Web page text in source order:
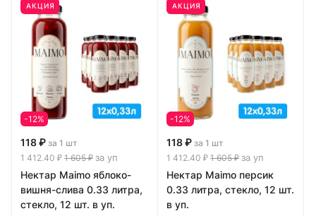
АКЦИЯ
-12%
118 ₽ за 1 шт
1 412.40 ₽ 1 605 ₽ за уп
Нектар Maimo яблоко-
вишня-слива 0.33 литра,
стекло, 12 шт. в уп.
АКЦИЯ
-12%
118 ₽ за 1 шт
1 412.40 ₽ 1 605 ₽ за уп
Нектар Maimo персик
0.33 литра, стекло, 12 шт.
в уп.